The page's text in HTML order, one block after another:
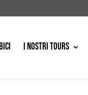
I NOSTRI TOURS